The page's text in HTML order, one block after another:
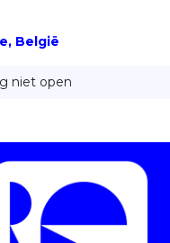
, België
niet open